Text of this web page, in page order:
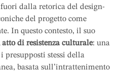
dalla retorica del design-
del progetto come
In questo contesto, il suo
atto di resistenza culturale: una
presupposti stessi della
basata sull’intrattenimento